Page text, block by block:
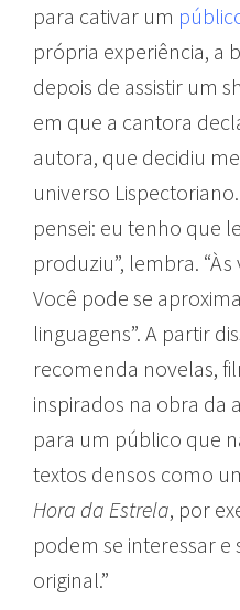
para cativar um
própria experiência, a
depois de assistir um
em que a cantora
autora, que decidiu
universo
pensei: eu tenho que
produziu”, lembra.
Você pode se
linguagens”. A partir
recomenda novelas,
inspirados na obra da
para um público que
textos densos como
Hora da Estrela, por
podem se interessar e
original.”